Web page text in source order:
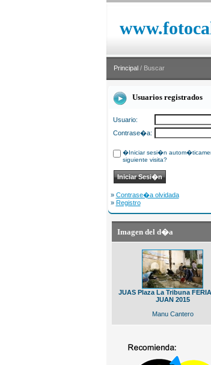
Principal / Buscar
Usuarios registrados
Usuario:
Contrase�a:
�Iniciar sesi�n
siguiente visita?
» Contrase�a olvidada
» Registro
Imagen del d�a
JUAS Plaza La Tribuna
JUAN 2015
Manu Cantero